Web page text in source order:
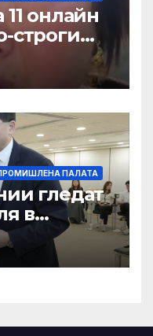
онлайн
строги
на
ПАЛАТА
гледат
в